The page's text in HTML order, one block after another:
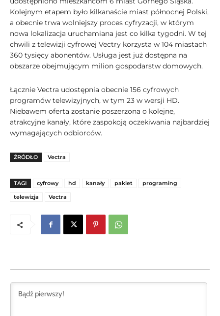
Kolejnym etapem było kilkanaście miast północnej Polski,
a obecnie trwa wolniejszy proces cyfryzacji, w którym
nowa lokalizacja uruchamiana jest co kilka tygodni. W tej
chwili z telewizji cyfrowej Vectry korzysta w 104 miastach
360 tysięcy abonentów. Usługa jest już dostępna na
obszarze obejmującym milion gospodarstw domowych.
Łącznie Vectra udostępnia obecnie 156 cyfrowych
programów telewizyjnych, w tym 23 w wersji HD.
Niebawem oferta zostanie poszerzona o kolejne,
atrakcyjne kanały, które zaspokoją oczekiwania najbardziej
wymagających odbiorców.
ŹRÓDŁO Vectra
TAGI cyfrowy hd kanały pakiet
programing
telewizja
Vectra